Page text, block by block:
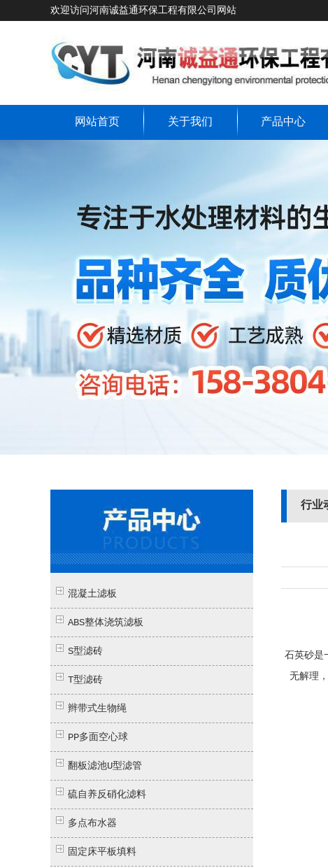
欢迎访问河南诚益通环保工程有限公司网站
网站首页 关于我们 产品中心
混凝土滤板
ABS整体浇筑滤板
S型滤砖
T型滤砖
辫带式生物绳
PP多面空心球
翻板滤池U型滤管
硫自养反硝化滤料
多点布水器
固定床平板填料
行业
石英砂是
无解理